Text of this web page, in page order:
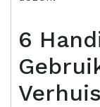
6